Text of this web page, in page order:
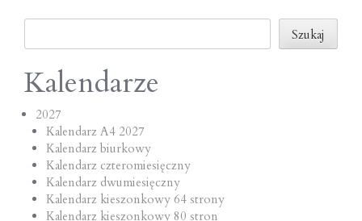
o
n
Szukaj
Szukaj
Kalendarze
2027
Kalendarz A4 2027
Kalendarz biurkowy
Kalendarz czteromiesięczny
Kalendarz dwumiesięczny
Kalendarz kieszonkowy 64 strony
Kalendarz kieszonkowy 80 stron